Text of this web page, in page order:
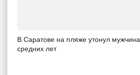
В Саратове на пляже утонул мужчина
средних лет